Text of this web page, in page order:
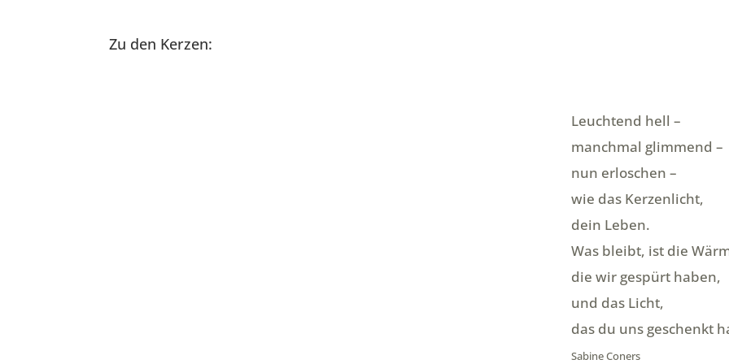
Zu den Kerzen:
Leuchtend hell –
manchmal glimmend –
nun erloschen –
wie das Kerzenlicht,
dein Leben.
Was bleibt, ist die
die wir gespürt haben,
und das Licht,
das du uns geschenkt
Sabine Coners